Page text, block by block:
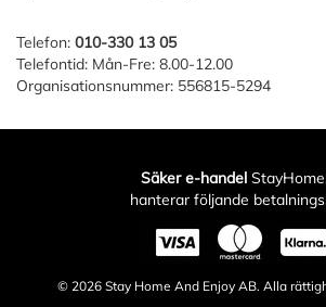
Telefon: 010-330 13 05
Telefontid: Mån-Fre: 8.00-12.00
Organisationsnummer: 556815-5294
Säker e-handel
hanterar följande
© 2026 Stay Home And Enjoy AB. Alla